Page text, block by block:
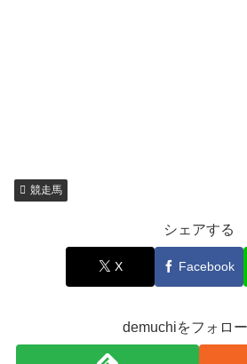
競走馬
シェアする
X Facebook
demuchiをフォロ